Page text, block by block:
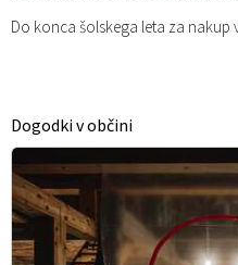
Do konca šolskega leta za nakup
Dogodki v občini